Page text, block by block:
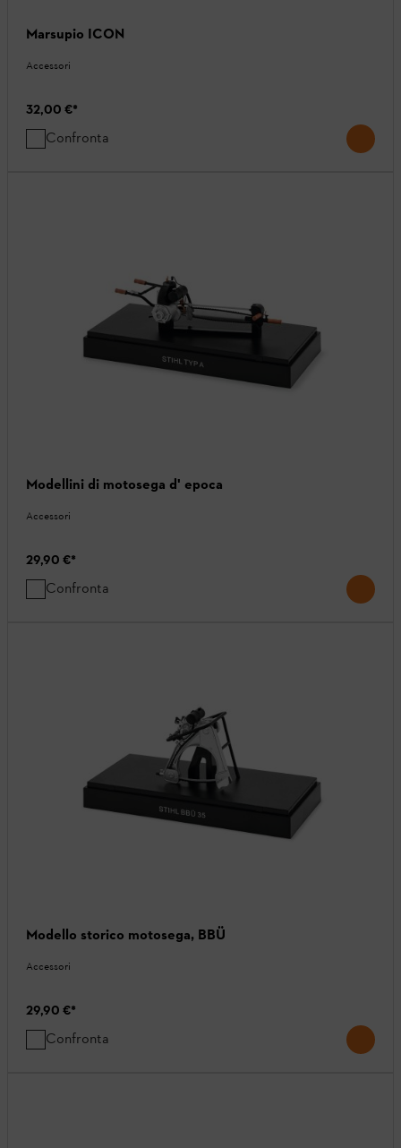
Marsupio ICON
Accessori
32,00 €*
Confronta
Modellini di motosega d' epoca
Accessori
29,90 €*
Confronta
Modello storico motosega, BBÜ
Accessori
29,90 €*
Confronta